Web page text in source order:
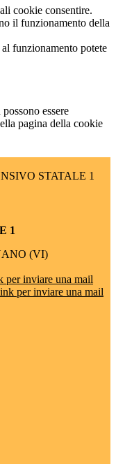
cookie consentire.
il funzionamento della
funzionamento potete
essere
pagina della cookie
STATALE 1
1
(VI)
per inviare una mail
per inviare una mail